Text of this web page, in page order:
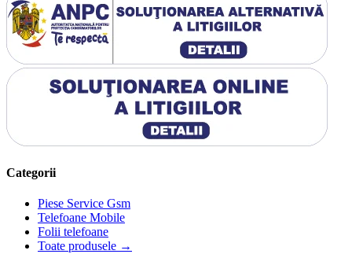
Categorii
Piese Service Gsm
Telefoane Mobile
Folii telefoane
Toate produsele →